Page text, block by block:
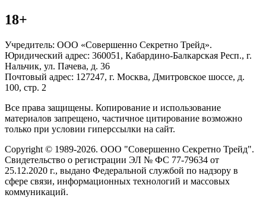
18+
Учредитель: ООО «Совершенно Секретно Трейд».
Юридический адрес: 360051, Кабардино-Балкарская Респ., г.
Нальчик, ул. Пачева, д. 36
Почтовый адрес: 127247, г. Москва, Дмитровское шоссе, д.
100, стр. 2
Все права защищены. Копирование и использование
материалов запрещено, частичное цитирование возможно
только при условии гиперссылки на сайт.
Copyright © 1989-2026. ООО "Совершенно Секретно Трейд".
Свидетельство о регистрации ЭЛ № ФС 77-79634 от
25.12.2020 г., выдано Федеральной службой по надзору в
сфере связи, информационных технологий и массовых
коммуникаций.